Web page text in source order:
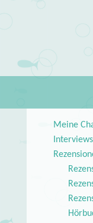
Meine
Interviews